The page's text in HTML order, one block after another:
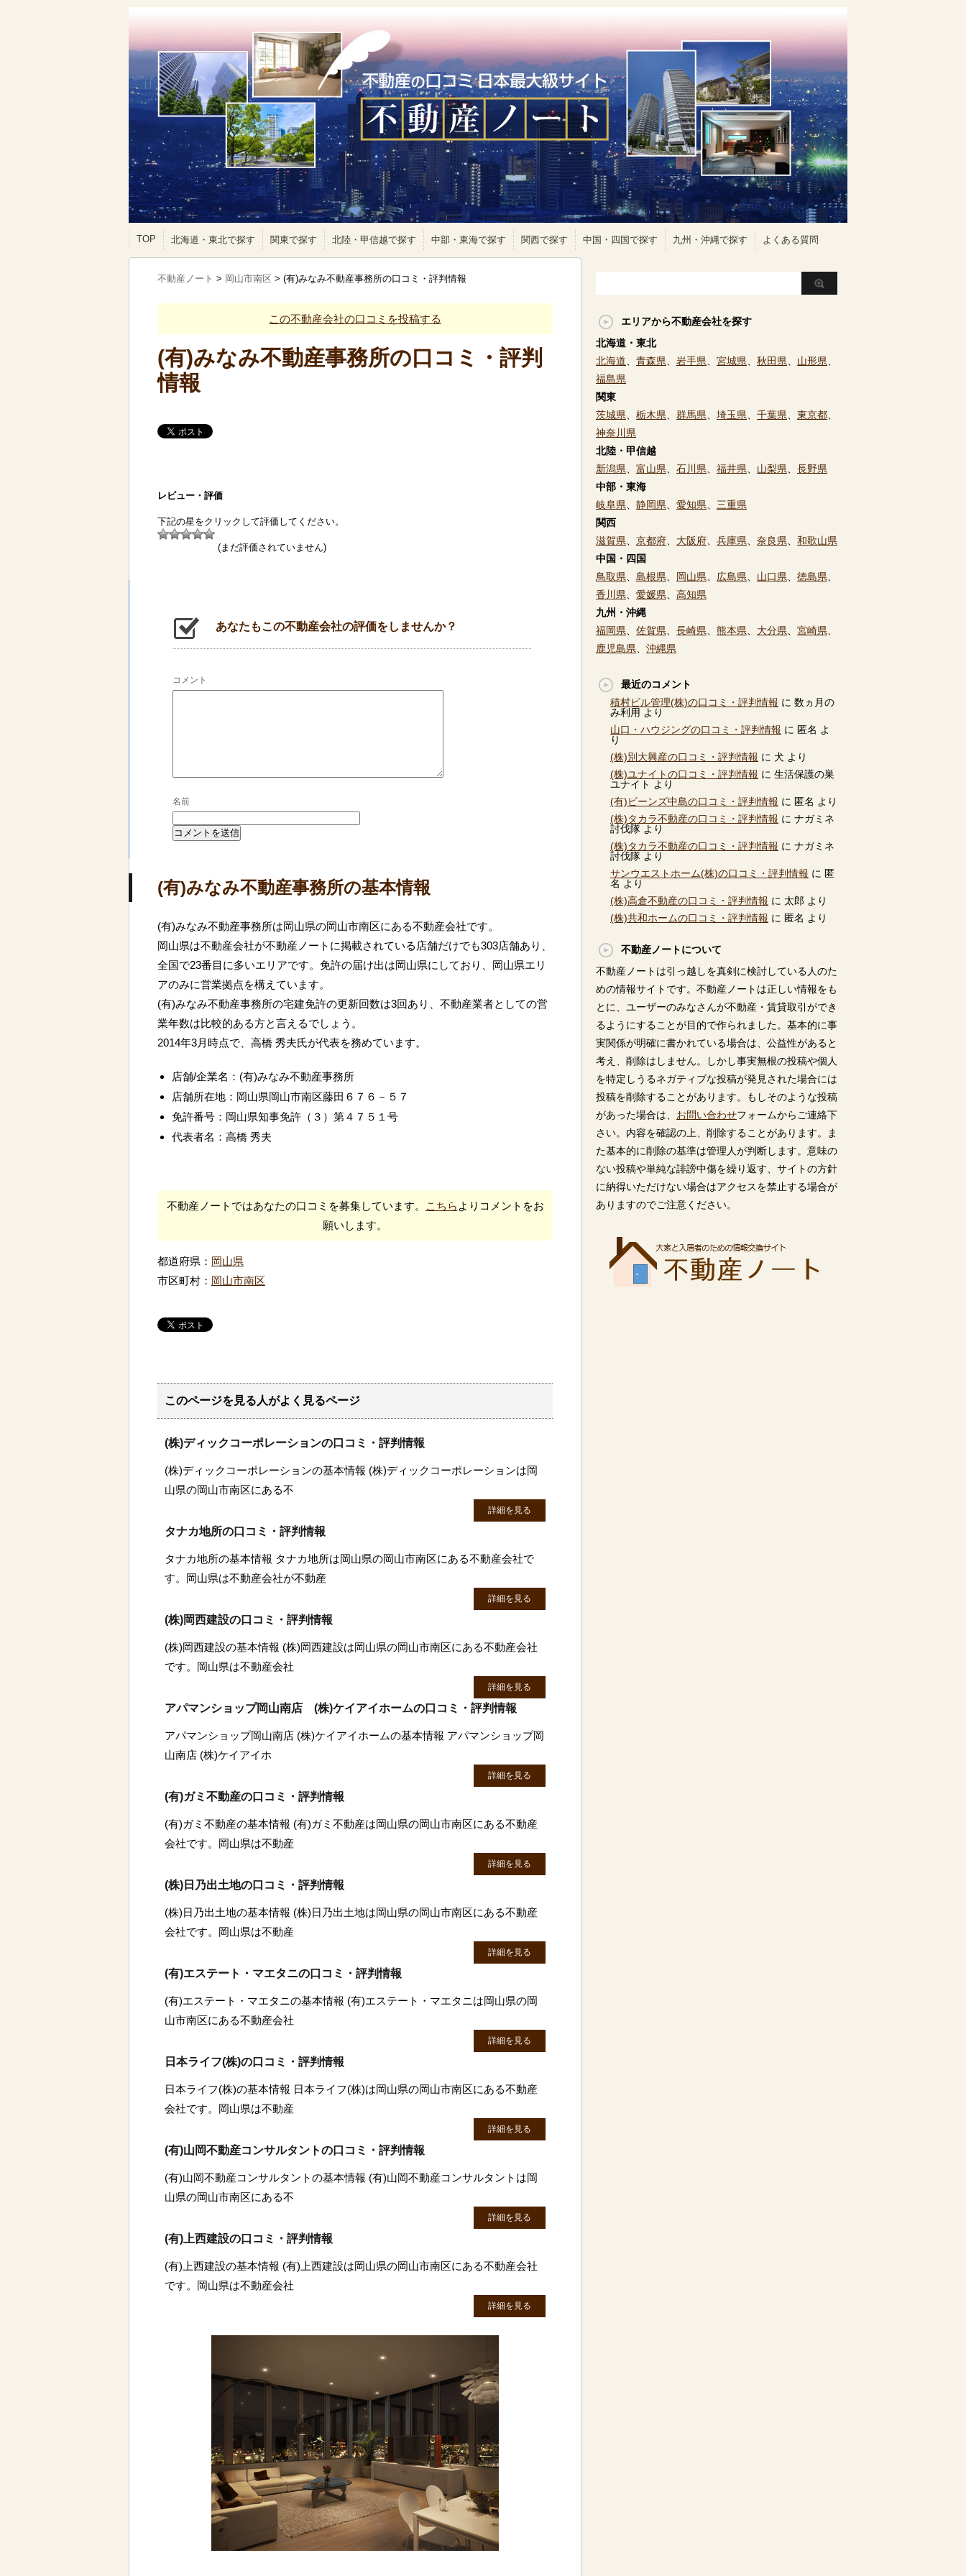
TOP 北海道・東北で探す 関東で探す 北陸・甲信越で探す 中部・東海で探す 関西で探す 中国・四国で探す 九州・沖縄で探す よくある質問
不動産ノート > 岡山市南区 > (有)みなみ不動産事務所の口コミ・評判情報
この不動産会社の口コミを投稿する
(有)みなみ不動産事務所の口コミ・評判
情報
レビュー・評価
下記の星をクリックして評価してください。
(まだ評価されていません)
あなたもこの不動産会社の評価をしませんか？
コメント
名前
(有)みなみ不動産事務所の基本情報
(有)みなみ不動産事務所は岡山県の岡山市南区にある不動産会社です。
岡山県は不動産会社が不動産ノートに掲載されている店舗だけでも303店舗あり、
全国で23番目に多いエリアです。免許の届け出は岡山県にしており、岡山県エリ
アのみに営業拠点を構えています。
(有)みなみ不動産事務所の宅建免許の更新回数は3回あり、不動産業者としての営
業年数は比較的ある方と言えるでしょう。
2014年3月時点で、高橋 秀夫氏が代表を務めています。
店舗/企業名：(有)みなみ不動産事務所
店舗所在地：岡山県岡山市南区藤田６７６－５７
免許番号：岡山県知事免許（３）第４７５１号
代表者名：高橋 秀夫
不動産ノートではあなたの口コミを募集しています。 こちら よりコメントをお
願いします。
都道府県： 岡山県
市区町村： 岡山市南区
このページを見る人がよく見るページ
(株)ディックコーポレーションの口コミ・評判情報
(株)ディックコーポレーションの基本情報 (株)ディックコーポレーションは岡
山県の岡山市南区にある不
詳細を見る
タナカ地所の口コミ・評判情報
タナカ地所の基本情報 タナカ地所は岡山県の岡山市南区にある不動産会社で
す。岡山県は不動産会社が不動産
詳細を見る
(株)岡西建設の口コミ・評判情報
(株)岡西建設の基本情報 (株)岡西建設は岡山県の岡山市南区にある不動産会社
です。岡山県は不動産会社
詳細を見る
アパマンショップ岡山南店 (株)ケイアイホームの口コミ・評判情報
アパマンショップ岡山南店 (株)ケイアイホームの基本情報 アパマンショップ岡
山南店 (株)ケイアイホ
詳細を見る
(有)ガミ不動産の口コミ・評判情報
(有)ガミ不動産の基本情報 (有)ガミ不動産は岡山県の岡山市南区にある不動産
会社です。岡山県は不動産
詳細を見る
(株)日乃出土地の口コミ・評判情報
(株)日乃出土地の基本情報 (株)日乃出土地は岡山県の岡山市南区にある不動産
会社です。岡山県は不動産
詳細を見る
(有)エステート・マエタニの口コミ・評判情報
(有)エステート・マエタニの基本情報 (有)エステート・マエタニは岡山県の岡
山市南区にある不動産会社
詳細を見る
日本ライフ(株)の口コミ・評判情報
日本ライフ(株)の基本情報 日本ライフ(株)は岡山県の岡山市南区にある不動産
会社です。岡山県は不動産
詳細を見る
(有)山岡不動産コンサルタントの口コミ・評判情報
(有)山岡不動産コンサルタントの基本情報 (有)山岡不動産コンサルタントは岡
山県の岡山市南区にある不
詳細を見る
(有)上西建設の口コミ・評判情報
(有)上西建設の基本情報 (有)上西建設は岡山県の岡山市南区にある不動産会社
です。岡山県は不動産会社
詳細を見る
エリアから不動産会社を探す
北海道・東北
北海道
青森県 岩手県 宮城県 秋田県 山形県
福島県
関東
茨城県
栃木県 群馬県 埼玉県 千葉県 東京都
神奈川県
北陸・甲信越
新潟県
富山県 石川県 福井県 山梨県
長野県
中部・東海
岐阜県
静岡県 愛知県
三重県
関西
滋賀県
京都府 大阪府 兵庫県 奈良県
和歌山県
中国・四国
鳥取県
島根県 岡山県 広島県 山口県 徳島県
香川県
愛媛県
高知県
九州・沖縄
福岡県
佐賀県 長崎県 熊本県 大分県 宮崎県
鹿児島県
沖縄県
最近のコメント
積村ビル管理(株)の口コミ・評判情報 に 数ヵ月の
み利用 より
山口・ハウジングの口コミ・評判情報 に 匿名 よ
り
(株)別大興産の口コミ・評判情報 に 犬 より
(株)ユナイトの口コミ・評判情報 に 生活保護の巣
ユナイト より
(有)ビーンズ中島の口コミ・評判情報 に 匿名 より
(株)タカラ不動産の口コミ・評判情報 に ナガミネ
討伐隊 より
(株)タカラ不動産の口コミ・評判情報 に ナガミネ
討伐隊 より
サンウエストホーム(株)の口コミ・評判情報 に 匿
名 より
(株)高倉不動産の口コミ・評判情報 に 太郎 より
(株)共和ホームの口コミ・評判情報 に 匿名 より
不動産ノートについて
不動産ノートは引っ越しを真剣に検討している人のた
めの情報サイトです。不動産ノートは正しい情報をも
とに、ユーザーのみなさんが不動産・賃貸取引ができ
るようにすることが目的で作られました。基本的に事
実関係が明確に書かれている場合は、公益性があると
考え、削除はしません。しかし事実無根の投稿や個人
を特定しうるネガティブな投稿が発見された場合には
投稿を削除することがあります。もしそのような投稿
があった場合は、 お問い合わせフォームからご連絡下
さい。内容を確認の上、削除することがあります。ま
た基本的に削除の基準は管理人が判断します。意味の
ない投稿や単純な誹謗中傷を繰り返す、サイトの方針
に納得いただけない場合はアクセスを禁止する場合が
ありますのでご注意ください。